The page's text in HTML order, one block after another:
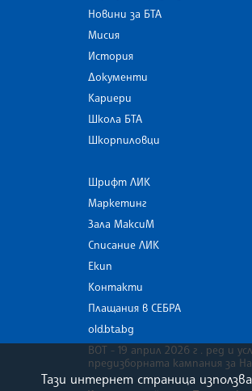
Новини за БТА
Мисия
История
Документи
Кариери
Школа БТА
Шкорпиловци
Шрифт ЛИК
Маркетинг
Зала МаксиМ
Списание ЛИК
Екип
Контакти
Плащания в СЕБРА
old.bta.bg
ВОТ - 19 април 2026 г . ред и
предизборната кампания за
Тази интернет страница